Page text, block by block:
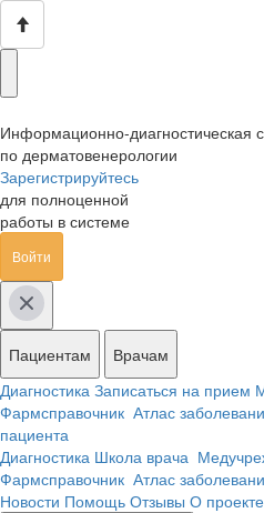
Информационно-диагностическая
по дерматовенерологии
Зарегистрируйтесь
для полноценной
работы в системе
Войти
Пациентам
Врачам
Диагностика Записаться на прием
Фармсправочник Атлас
пациента
Диагностика Школа врача
Фармсправочник Атлас
Новости Помощь Отзывы О проекте